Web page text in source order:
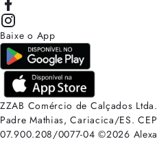
Baixe o App
ZZAB Comércio de Calçados
Padre Mathias, Cariacica/ES.
07.900.208/0077-04 ©2026